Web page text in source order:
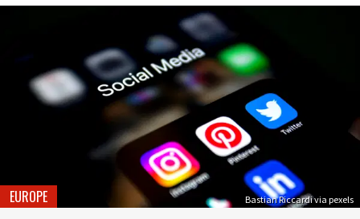
Bastian Riccardi via pexels
EUROPE